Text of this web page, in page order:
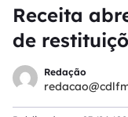
Receita
de
Redação